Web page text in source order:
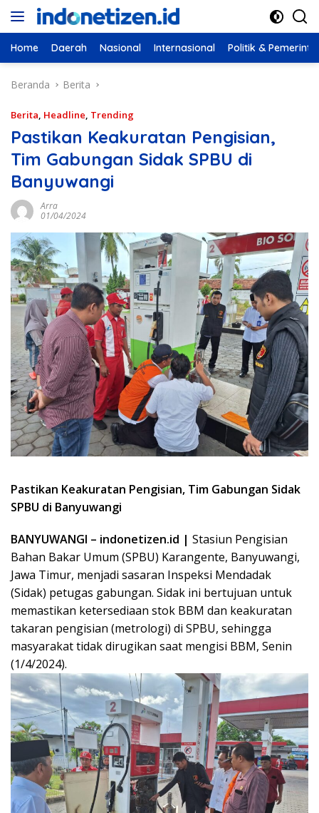
Langsung
Home Daerah Nasional Internasional Politik &
Beranda Berita
Berita, Headline, Trending
Pastikan Keakuratan Pengisian,
Tim Gabungan Sidak SPBU di
Banyuwangi
Arra
01/04/2024
Pastikan Keakuratan Pengisian, Tim Gabungan Sidak
SPBU di Banyuwangi
BANYUWANGI – indonetizen.id | Stasiun Pengisian
Bahan Bakar Umum (SPBU) Karangente, Banyuwangi,
Jawa Timur, menjadi sasaran Inspeksi Mendadak
(Sidak) petugas gabungan. Sidak ini bertujuan untuk
memastikan ketersediaan stok BBM dan keakuratan
takaran pengisian (metrologi) di SPBU, sehingga
masyarakat tidak dirugikan saat mengisi BBM, Senin
(1/4/2024).